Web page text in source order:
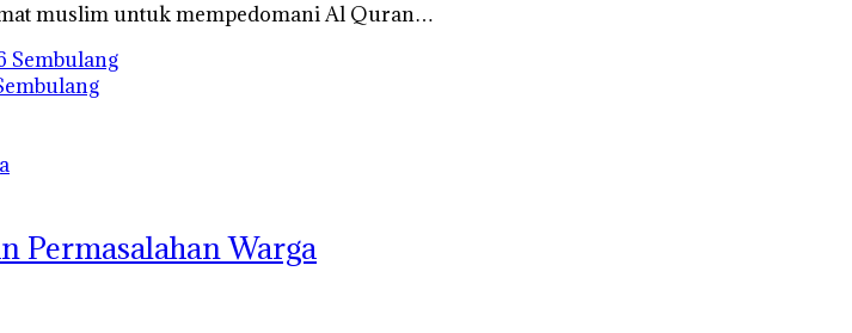
muslim untuk mempedomani Al Quran…
Permasalahan Warga